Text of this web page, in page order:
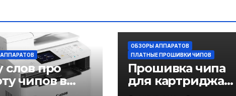
слов про
чипов в
линейке
ОБЗОРЫ АППАРАТОВ
ПЛАТНЫЕ ПРОШИВКИ ЧИПОВ
Прошивка чипа
для картриджа
Ricoh SP C250